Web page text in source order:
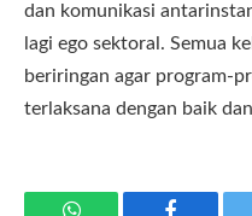
dan komunikasi
lagi ego sektoral. Semua
beriringan agar program-
terlaksana dengan baik